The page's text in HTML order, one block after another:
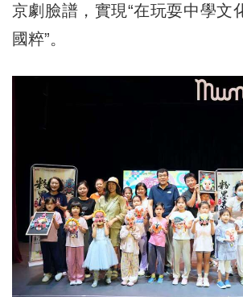
京劇臉譜，實現“在玩耍中學文
國粹”。